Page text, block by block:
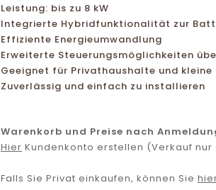
Leistung: bis zu 8 kW
Integrierte Hybridfunktionalität zur
Effiziente Energieumwandlung
Erweiterte Steuerungsmöglichkeiten
Geeignet für Privathaushalte und
Zuverlässig und einfach zu installieren
Warenkorb und Preise nach
Hier Kundenkonto erstellen (Verkauf
Falls Sie Privat einkaufen, können Sie